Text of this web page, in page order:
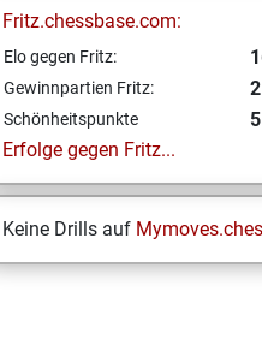
Fritz.chessbase.com:
Elo gegen Fritz:
Gewinnpartien Fritz: 2
Schönheitspunkte
5
Erfolge gegen Fritz...
Keine Drills auf